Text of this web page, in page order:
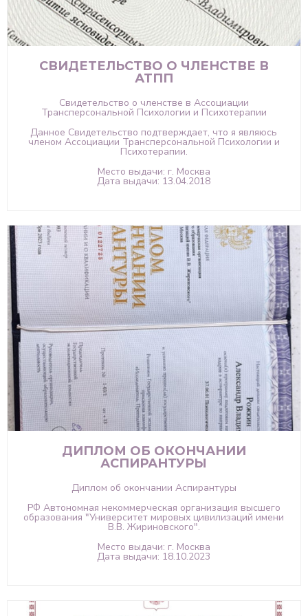
СВИДЕТЕЛЬСТВО О ЧЛЕНСТВЕ В
АТПП
Свидетельство о членстве в Ассоциации
Трансперсональной Психологии и Психотерапии
Данное Свидетельство подтверждает, что я являюсь
членом Ассоциации Трансперсональной Психологии и
Психотерапии.
Место выдачи: г. Москва
Дата выдачи: 13.04.2018
ДИПЛОМ ОБ ОКОНЧАНИИ
АСПИРАНТУРЫ
Диплом об окончании Аспирантуры
РФ Автономная некоммерческая организация высшего
образования "Университет мировых цивилизаций имени
В.В. Жириновского".
Место выдачи: г. Москва
Дата выдачи: 18.10.2023